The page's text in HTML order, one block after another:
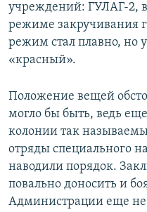
учреждений: ГУЛАГ-2,
режиме закручивания
режим стал плавно, но
«красный».
Положение вещей
могло бы быть, ведь еще
колонии так
отряды специального
наводили порядок.
повально доносить и
Администрации еще не